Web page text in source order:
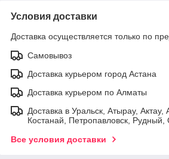
Условия доставки
Доставка осуществляется только по
Самовывоз
Доставка курьером город Астана
Доставка курьером по Алматы
Доставка в Уральск, Атырау,
Костанай, Петропавловск,
Все условия доставки